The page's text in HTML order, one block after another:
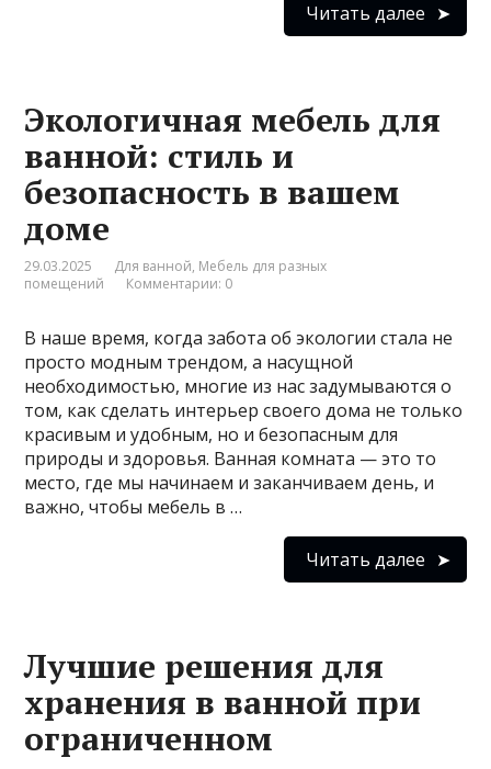
Читать далее
Экологичная мебель для
ванной: стиль и
безопасность в вашем
доме
29.03.2025 Для ванной, Мебель для разных
помещений
Комментарии: 0
В наше время, когда забота об экологии стала не
просто модным трендом, а насущной
необходимостью, многие из нас задумываются о
том, как сделать интерьер своего дома не только
красивым и удобным, но и безопасным для
природы и здоровья. Ванная комната — это то
место, где мы начинаем и заканчиваем день, и
важно, чтобы мебель в …
Читать далее
Лучшие решения для
хранения в ванной при
ограниченном